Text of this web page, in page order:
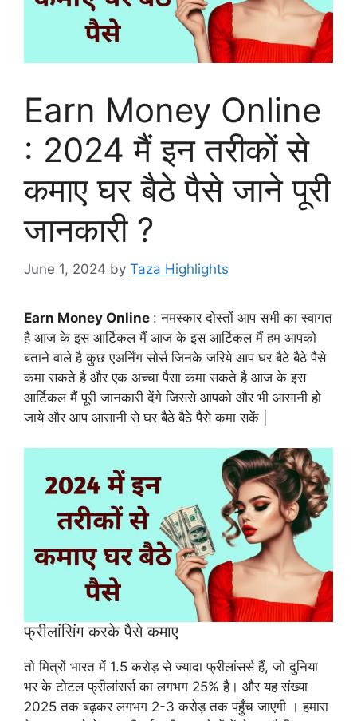
Earn Money Online
: 2024 मैं इन तरीकों से
कमाए घर बैठे पैसे जाने पूरी
जानकारी ?
June 1, 2024 by Taza Highlights
Earn Money Online : नमस्कार दोस्तों आप सभी का स्वागत
है आज के इस आर्टिकल मैं आज के इस आर्टिकल मैं हम आपको
बताने वाले है कुछ एअर्निंग सोर्स जिनके जरिये आप घर बैठे बैठे पैसे
कमा सकते है और एक अच्चा पैसा कमा सकते है आज के इस
आर्टिकल मैं पूरी जानकारी देंगे जिससे आपको और भी आसानी हो
जाये और आप आसानी से घर बैठे बैठे पैसे कमा सकें |
फ्रीलांसिंग करके पैसे कमाए
तो मित्रों भारत में 1.5 करोड़ से ज्यादा फ्रीलांसर्स हैं, जो दुनिया
भर के टोटल फ्रीलांसर्स का लगभग 25% है। और यह संख्या
2025 तक बढ़कर लगभग 2-3 करोड़ तक पहुँच जाएगी । हमारा